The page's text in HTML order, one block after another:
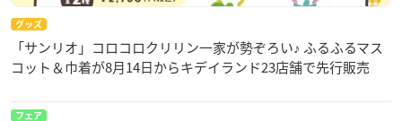
グッズ
「サンリオ」コロコロクリリン一家が勢ぞろい♪ ふるふるマス
コット＆巾着が8月14日からキデイランド23店舗で先行販売
フェア